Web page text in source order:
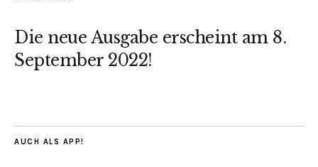
Die neue Ausgabe erscheint am 8.
September 2022!
AUCH ALS APP!